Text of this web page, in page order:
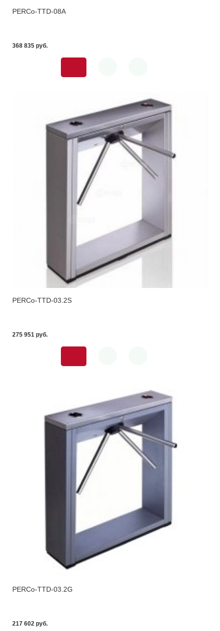
PERCo-TTD-08A
368 835 pуб.
PERCo-TTD-03.2S
275 951 pуб.
PERCo-TTD-03.2G
217 602 pуб.